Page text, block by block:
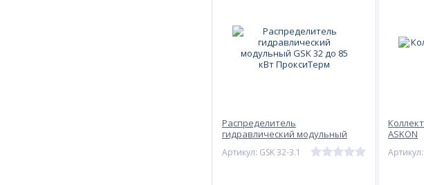
Межосевое расстояние
Расстояние между присоединительными
Присоединение со стороны котла
Распределитель
гидравлический модульный
GSK 32 до 85 кВт ПроксиТерм
Артикул: GSK 32-3.1
ASKON